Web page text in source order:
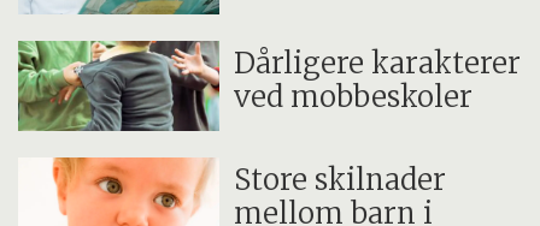
Dårligere karakterer
ved mobbeskoler
Store skilnader
mellom barn i